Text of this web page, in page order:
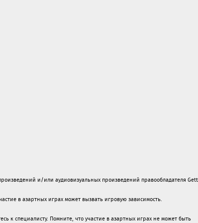
и/или аудиовизуальных произведений правообладателя
в азартных играх может вызвать игровую зависимость.
к специалисту. Помните, что участие в азартных играх не может быть